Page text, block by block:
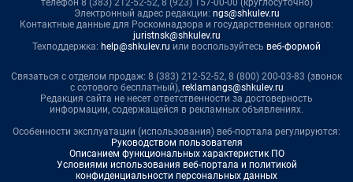
телефон 8 (383) 212-52-52, 8 (923) 157-00-00 (круглосуточно)
Электронный адрес редакции: ngs@shkulev.ru
Контактные данные для Роскомнадзора и государственных органов:
juristnsk@shkulev.ru
Техподдержка: help@shkulev.ru или воспользуйтесь веб-формой
Связаться с отделом продаж: 8 (383) 212-52-52, 8 (800) 200-03-83 (звонок
с сотового бесплатный), reklamangs@shkulev.ru
Редакция сайта не несет ответственности за достоверность
информации, содержащейся в рекламных объявлениях.
Особенности эксплуатации (использования) веб-портала регулируются:
Руководством пользователя
Описанием функциональных характеристик ПО
Условиями использования веб-портала и политикой
конфиденциальности персональных данных